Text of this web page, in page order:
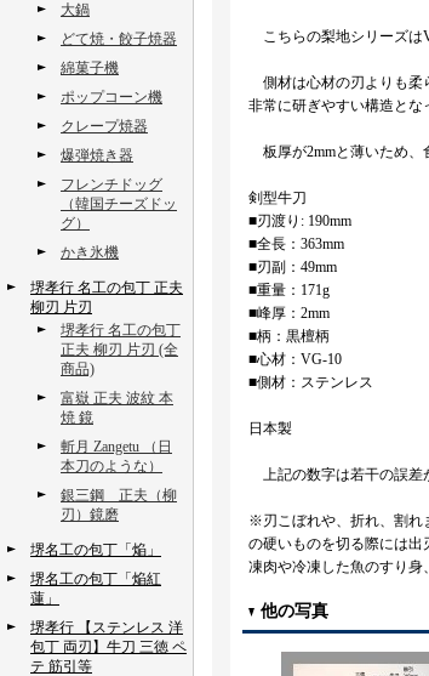
大鍋
どて焼・餃子焼器
綿菓子機
ポップコーン機
クレープ焼器
爆弾焼き器
フレンチドッグ
（韓国チーズドッ
グ）
かき氷機
堺孝行 名工の包丁 正夫
柳刃 片刃
堺孝行 名工の包丁
正夫 柳刃 片刃 (全
商品)
富嶽 正夫 波紋 本
焼 鏡
斬月 Zangetu （日
本刀のような）
銀三鋼 正夫（柳
刃）鏡磨
堺名工の包丁「焔」
堺名工の包丁「焔紅
蓮」
堺孝行 【ステンレス 洋
包丁 両刃】牛刀 三徳 ペ
テ 筋引等
こちらの梨地シリーズは
側材は心材の刃よりも柔
非常に研ぎやすい構造とな
板厚が2mmと薄いため、
剣型牛刀
■刃渡り: 190mm
■全長：363mm
■刃副：49mm
■重量：171g
■峰厚：2mm
■柄：黒檀柄
■心材：VG-10
■側材：ステンレス
日本製
上記の数字は若干の誤差
※刃こぼれや、折れ、割れ
の硬いものを切る際には
凍肉や冷凍した魚のすり身
他の写真